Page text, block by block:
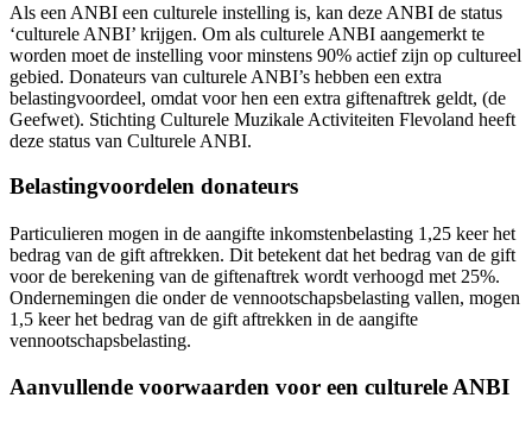
Als een ANBI een culturele instelling is, kan deze ANBI de status
‘culturele ANBI’ krijgen. Om als culturele ANBI aangemerkt te
worden moet de instelling voor minstens 90% actief zijn op cultureel
gebied. Donateurs van culturele ANBI’s hebben een extra
belastingvoordeel, omdat voor hen een extra giftenaftrek geldt, (de
Geefwet). Stichting Culturele Muzikale Activiteiten Flevoland heeft
deze status van Culturele ANBI.
Belastingvoordelen donateurs
Particulieren mogen in de aangifte inkomstenbelasting 1,25 keer het
bedrag van de gift aftrekken. Dit betekent dat het bedrag van de gift
voor de berekening van de giftenaftrek wordt verhoogd met 25%.
Ondernemingen die onder de vennootschapsbelasting vallen, mogen
1,5 keer het bedrag van de gift aftrekken in de aangifte
vennootschapsbelasting.
Aanvullende voorwaarden voor een culturele ANBI